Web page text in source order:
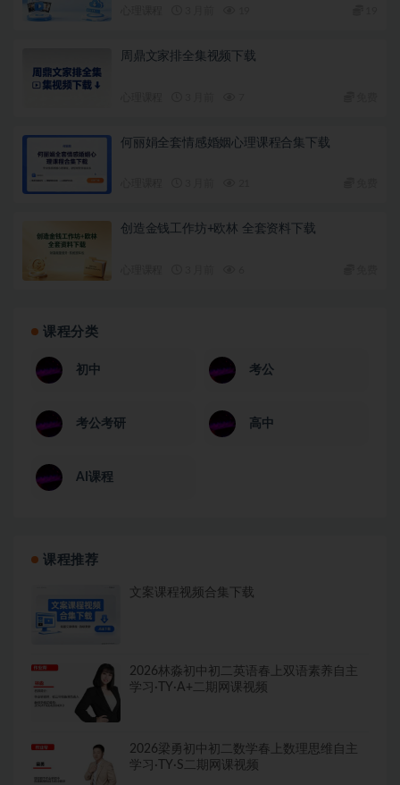
周鼎文家排全集视频下载
何丽娟全套情感婚姻心理课程合集下载
创造金钱工作坊+欧林 全套资料下载
课程分类
初中 考公
考公考研 高中
AI课程
课程推荐
文案课程视频合集下载
2026林淼初中初二英语春上双语素养自主
学习·TY·A+二期网课视频
2026梁勇初中初二数学春上数理思维自主
学习·TY·S二期网课视频